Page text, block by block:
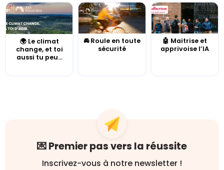
🌍 Le climat
change, et toi
aussi tu peu...
🚘 Roule en toute
sécurité
🤖 Maitrise et
apprivoise l’IA
💌 Premier pas vers la réussite
Inscrivez-vous à notre newsletter !